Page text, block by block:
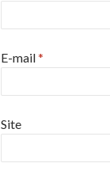
E-mail*
Site